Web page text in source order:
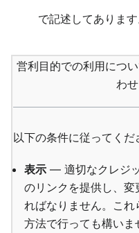
で記述してあります
営利目的での利用につ
わせ
以下の条件に従ってくだ
表示 — 適切なクレジ
のリンクを提供し、
ればなりません。こ
方法で行っても構いま